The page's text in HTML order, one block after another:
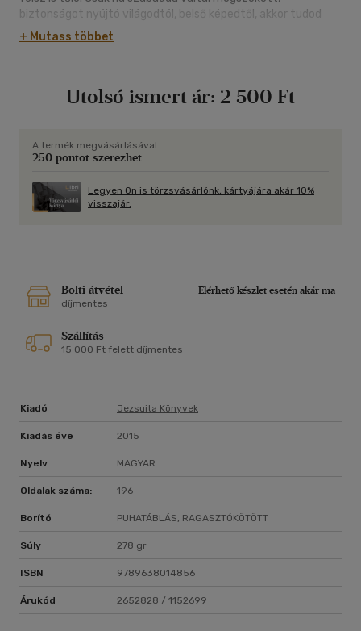
biztonságot nyújtó világodtól, belső képedtől, akkor tudod
levetni magadról berögződött, hamis feltételezéseidet. Mert
önámítás, ha más próbálsz lenni, mint ami vagy. De ha mered
+ Mutass többet
Utolsó ismert ár: 2 500 Ft
A termék megvásárlásával
250 pontot szerezhet
Legyen Ön is törzsvásárlónk, kártyájára akár 10%
visszajár.
Bolti átvétel
Elérhető készlet esetén akár ma
díjmentes
Szállítás
15 000 Ft felett díjmentes
Kiadó Jezsuita Könyvek
Kiadás éve 2015
Nyelv MAGYAR
Oldalak száma: 196
Borító PUHATÁBLÁS, RAGASZTÓKÖTÖTT
Súly 278 gr
ISBN 9789638014856
Árukód 2652828 / 1152699